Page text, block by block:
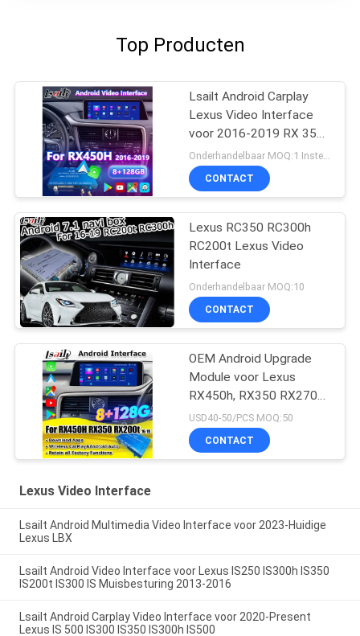
Top Producten
Lsailt Android Carplay
Lexus Video Interface
voor 2016-2019 RX 350
RX450h RX200t RX350L
RX450L RX300 RX350
Onderhandelbaar MOQ:1 Instellen
CONTACT
Lexus RC350 RC300h
RC200t Lexus Video
Interface
Onderhandelbaar MOQ:10
CONTACT
OEM Android Upgrade
Module voor Lexus
RX450h, RX350 RX270
2016-2021 Integratie
Draadloze CarPlay,
Android Auto, YouTube,
USD40-50/PCS MOQ:50
CONTACT
Lexus Video Interface
Lsailt Android Multimedia Video Interface voor 2023-Huidige
Lexus LBX
Lsailt Android Video Interface voor Lexus IS250 IS300h IS350
IS200t IS300 IS Muisbesturing 2013-2016
Lsailt Android Carplay Video Interface voor 2020-Present
Lexus IS 500 IS300 IS350 IS300h IS500